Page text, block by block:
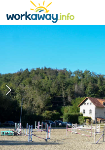
CONTENT
MAIN NAVIGATION